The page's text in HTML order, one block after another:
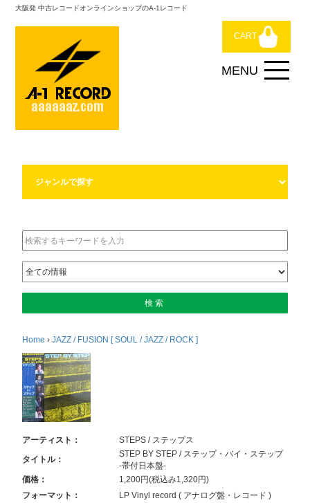
大阪発 中古レコードオンラインショップのA-1レコード
CART
Home ›JAZZ / FUSION [ SOUL / JAZZ / ROCK ]
アーティスト：
STEPS / ステップス
タイトル：
STEP BY STEP / ステップ・バイ・ステップ
-帯付日本盤-
価格：
1,200円(税込み1,320円)
フォーマット：
LP Vinyl record ( アナログ盤・レコード )